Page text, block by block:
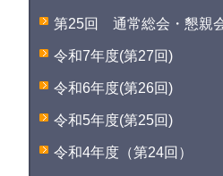
第25回 通常総会・懇親
令和7年度(第27回)
令和6年度(第26回)
令和5年度(第25回)
令和4年度（第24回）